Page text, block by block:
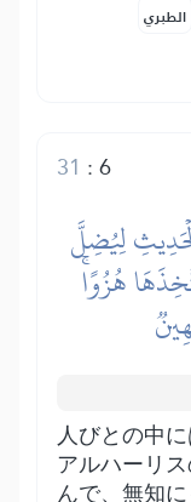
الطبري
6
:
31
لِيُضِلَّ
هُزُوًاۚ
人びとの中
アルハーリ
んで、無知